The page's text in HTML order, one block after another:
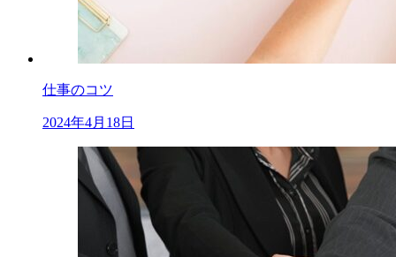
仕事のコツ
2024年4月18日